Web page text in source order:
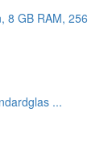
8 GB RAM, 256
...